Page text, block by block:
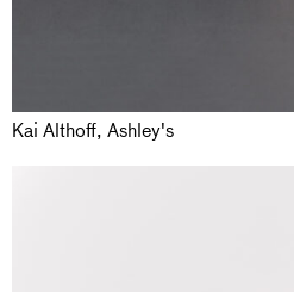
Kai Althoff, Ashley's